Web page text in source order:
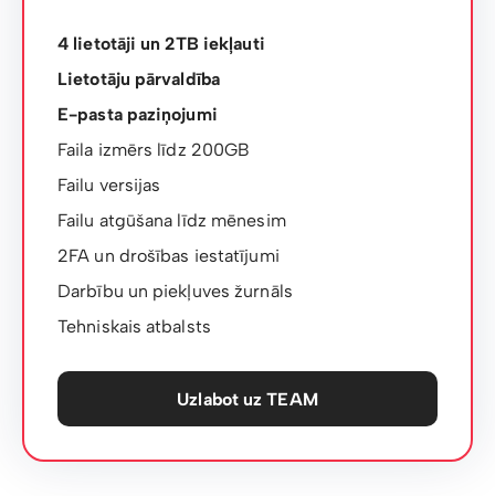
4 lietotāji un 2TB iekļauti
Lietotāju pārvaldība
E-pasta paziņojumi
Faila izmērs līdz 200GB
Failu versijas
Failu atgūšana līdz mēnesim
2FA un drošības iestatījumi
Darbību un piekļuves žurnāls
Tehniskais atbalsts
Uzlabot uz TEAM